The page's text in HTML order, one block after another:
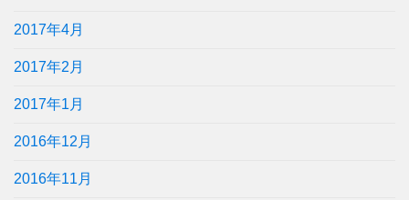
2017年4月
2017年2月
2017年1月
2016年12月
2016年11月